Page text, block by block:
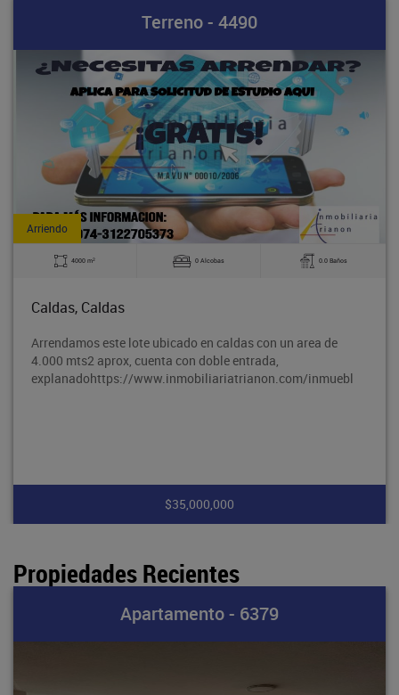
Terreno - 4490
Arriendo
4000 m2 0 Alcobas 0.0 Baños
Caldas, Caldas
Arrendamos este lote ubicado en caldas con un area de
4.000 mts2 aprox, cuenta con doble entrada,
explanadohttps://www.inmobiliariatrianon.com/inmuebl
$35,000,000
Propiedades Recientes
Apartamento - 6379